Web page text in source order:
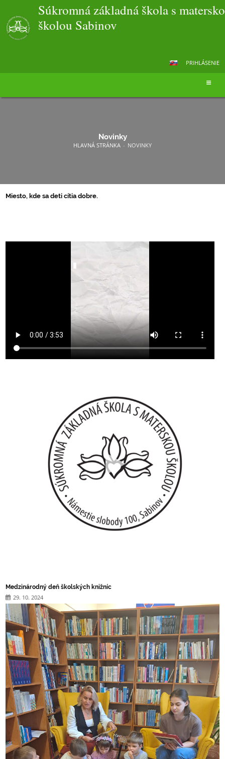
Súkromná základná škola s
školou Sabinov
PRIHLÁSENIE
Novinky
HLAVNÁ STRÁNKA - NOVINKY
Miesto, kde sa deti cítia dobre.
Medzinárodný deň školských knižníc
29. 10. 2024